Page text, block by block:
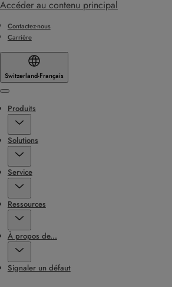
Accéder au contenu principal
Contactez-nous
Carrière
Switzerland·Français
Menu
Produits
Solutions
Service
Ressources
À propos de...
Signaler un défaut